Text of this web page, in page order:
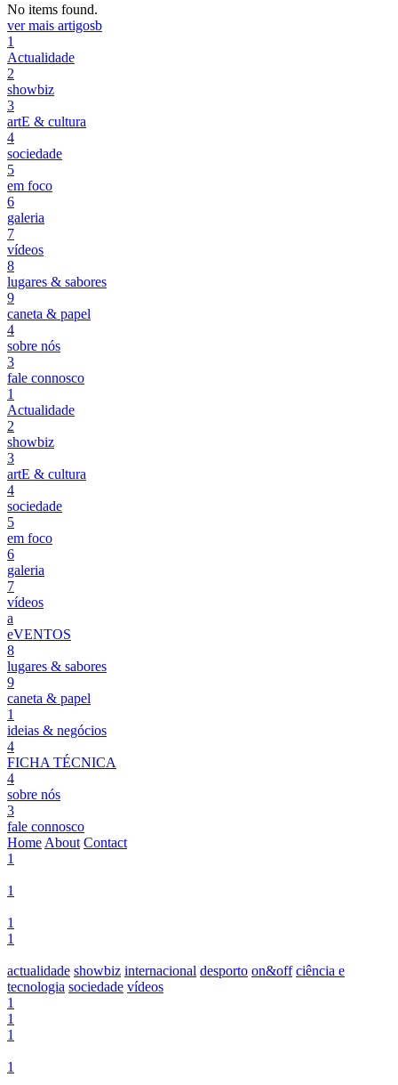
No items found.
ver mais artigosb
1
Actualidade
2
showbiz
3
artE & cultura
4
sociedade
5
em foco
6
galeria
7
vídeos
8
lugares & sabores
9
caneta & papel
4
sobre nós
3
fale connosco
1
Actualidade
2
showbiz
3
artE & cultura
4
sociedade
5
em foco
6
galeria
7
vídeos
a
eVENTOS
8
lugares & sabores
9
caneta & papel
1
ideias & negócios
4
FICHA TÉCNICA
4
sobre nós
3
fale connosco
Home About Contact
1
1
1
1
actualidade showbiz internacional desporto on&off ciência e
tecnologia sociedade vídeos
1
1
1
1